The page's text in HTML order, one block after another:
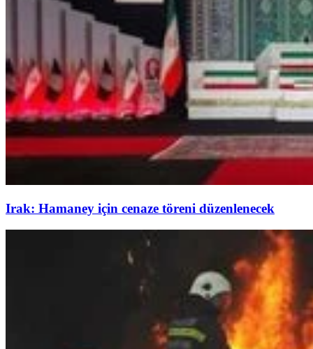
Irak: Hamaney için cenaze töreni düzenlenecek